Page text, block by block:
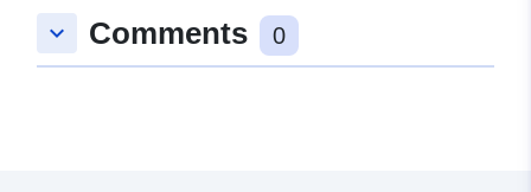
keyboard_arrow_down Comments 0